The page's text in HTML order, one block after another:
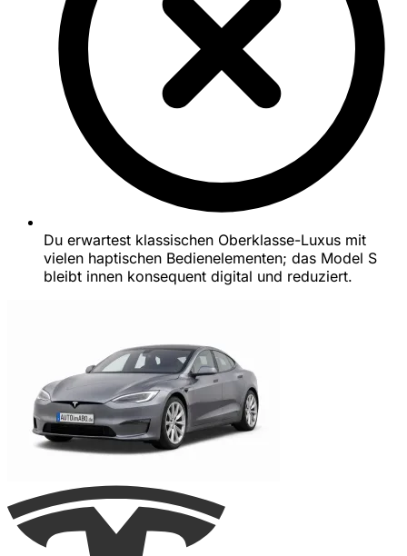
Du erwartest klassischen Oberklasse-Luxus mit
vielen haptischen Bedienelementen; das Model S
bleibt innen konsequent digital und reduziert.